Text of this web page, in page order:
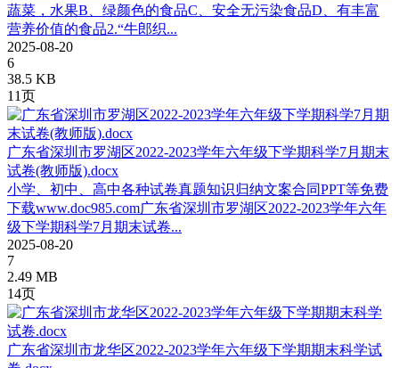
蔬菜，水果B、绿颜色的食品C、安全无污染食品D、有丰富
营养价值的食品2.“牛郎织...
2025-08-20
6
38.5 KB
11页
广东省深圳市罗湖区2022-2023学年六年级下学期科学7月期末
试卷(教师版).docx
小学、初中、高中各种试卷真题知识归纳文案合同PPT等免费
下载www.doc985.com广东省深圳市罗湖区2022-2023学年六年
级下学期科学7月期末试卷...
2025-08-20
7
2.49 MB
14页
广东省深圳市龙华区2022-2023学年六年级下学期期末科学试